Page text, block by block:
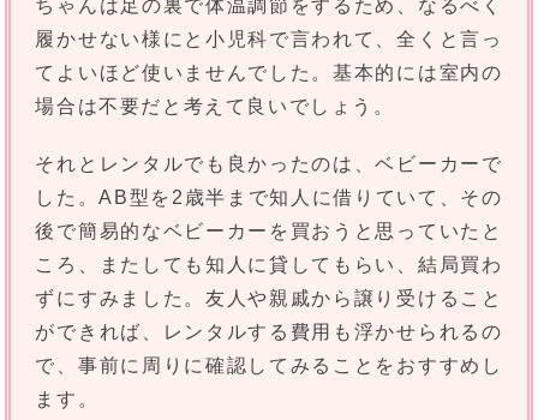
ちゃんは足の裏で体温調節をするため、なるべく
履かせない様にと小児科で言われて、全くと言っ
てよいほど使いませんでした。基本的には室内の
場合は不要だと考えて良いでしょう。
それとレンタルでも良かったのは、ベビーカーで
した。AB型を2歳半まで知人に借りていて、その
後で簡易的なベビーカーを買おうと思っていたと
ころ、またしても知人に貸してもらい、結局買わ
ずにすみました。友人や親戚から譲り受けること
ができれば、レンタルする費用も浮かせられるの
で、事前に周りに確認してみることをおすすめし
ます。